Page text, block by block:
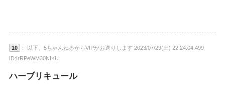
10
： 以下、5ちゃんねるからVIPがお送りします 2023/07/29(土) 22:24:04.499
ID:IrRPeWM30NIKU
ハーブリキュール